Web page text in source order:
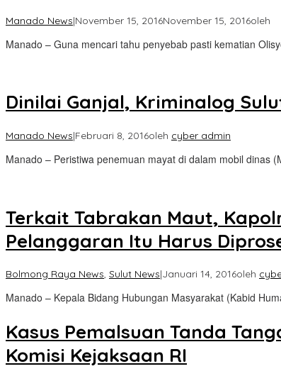
Manado News|November 15, 2016November 15, 2016oleh
Manado – Guna mencari tahu penyebab pasti kematian
Dinilai Ganjal, Kriminalog
Manado News|Februari 8, 2016oleh cyber admin
Manado – Peristiwa penemuan mayat di dalam mobil dinas
Terkait Tabrakan Maut,
Pelanggaran Itu Harus
Bolmong Raya News, Sulut News|Januari 14, 2016oleh
Manado – Kepala Bidang Hubungan Masyarakat (Kabid
Kasus Pemalsuan Tanda
Komisi Kejaksaan RI